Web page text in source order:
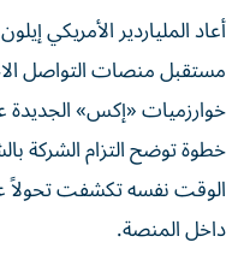
أعاد الملياردير الأمريكي
مستقبل منصات التواصل
خوارزميات «إكس»
خطوة توضح التزام الشركة
الوقت نفسه تكشفت تحولاً
داخل المنصة.